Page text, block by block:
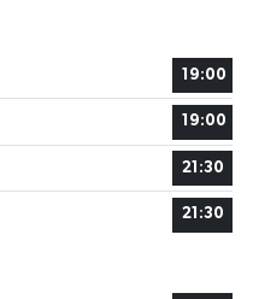
19:00
19:00
21:30
21:30